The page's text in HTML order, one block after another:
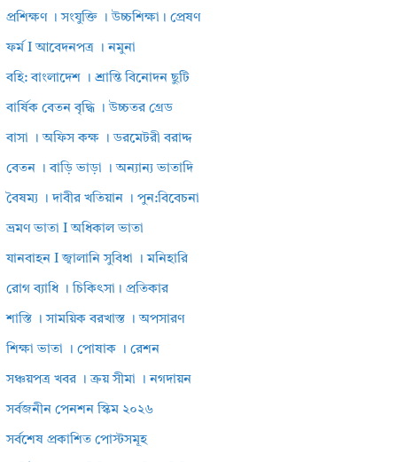
প্রশিক্ষণ । সংযুক্তি । উচ্চশিক্ষা। প্রেষণ
ফর্ম I আবেদনপত্র । নমুনা
বহি: বাংলাদেশ । শ্রান্তি বিনোদন ছুটি
বার্ষিক বেতন বৃদ্ধি । উচ্চতর গ্রেড
বাসা । অফিস কক্ষ । ডরমেটরী বরাদ্দ
বেতন । বাড়ি ভাড়া । অন্যান্য ভাতাদি
বৈষম্য । দাবীর খতিয়ান । পুন:বিবেচনা
ভ্রমণ ভাতা I অধিকাল ভাতা
যানবাহন I জ্বালানি সুবিধা । মনিহারি
রোগ ব্যাধি । চিকিৎসা। প্রতিকার
শাস্তি । সাময়িক বরখাস্ত । অপসারণ
শিক্ষা ভাতা । পোষাক । রেশন
সঞ্চয়পত্র খবর । ক্রয় সীমা । নগদায়ন
সর্বজনীন পেনশন স্কিম ২০২৬
সর্বশেষ প্রকাশিত পোস্টসমূহ